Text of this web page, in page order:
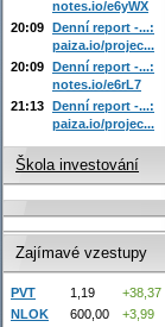
notes.io/e6yWX
20:09 Denní report -...:
paiza.io/projec...
20:09 Denní report -...:
notes.io/e6rL7
21:13 Denní report -...:
paiza.io/projec...
Škola investování
Zajímavé vzestupy
PVT 1,19
+38,37
NLOK
600,00
+3,99